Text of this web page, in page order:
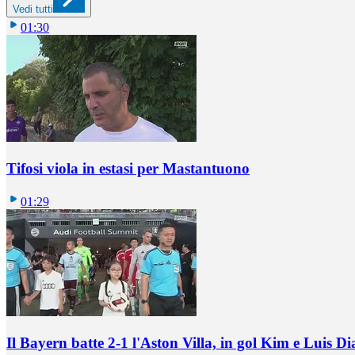
Vedi tutti
01:30
Tifosi viola in estasi per Mastantuono
01:29
Il Bayern batte 2-1 l'Aston Villa, in gol Kim e Luis